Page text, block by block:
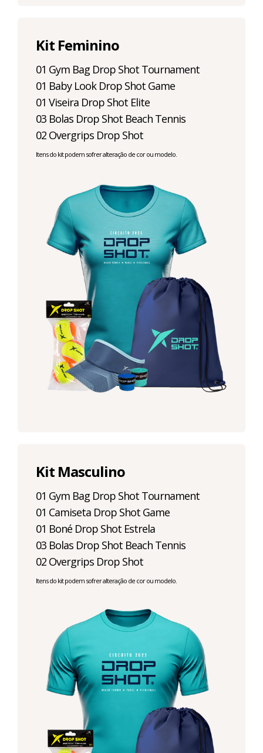
Kit Feminino
01 Gym Bag Drop Shot Tournament
01 Baby Look Drop Shot Game
01 Viseira Drop Shot Elite
03 Bolas Drop Shot Beach Tennis
02 Overgrips Drop Shot
Itens do kit podem sofrer alteração de cor ou modelo.
Kit Masculino
01 Gym Bag Drop Shot Tournament
01 Camiseta Drop Shot Game
01 Boné Drop Shot Estrela
03 Bolas Drop Shot Beach Tennis
02 Overgrips Drop Shot
Itens do kit podem sofrer alteração de cor ou modelo.